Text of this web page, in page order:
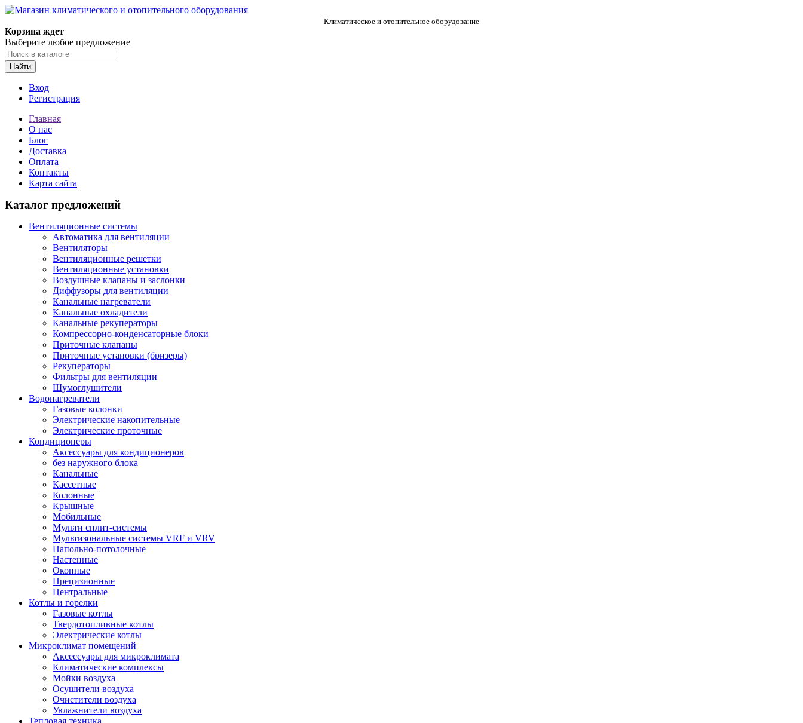
Климатическое и отопительное оборудование
Корзина ждет
Выберите любое предложение
Найти
Вход
Регистрация
Главная
О нас
Блог
Доставка
Оплата
Контакты
Карта сайта
Каталог предложений
Вентиляционные системы
Автоматика для вентиляции
Вентиляторы
Вентиляционные решетки
Вентиляционные установки
Воздушные клапаны и заслонки
Диффузоры для вентиляции
Канальные нагреватели
Канальные охладители
Канальные рекуператоры
Компрессорно-конденсаторные блоки
Приточные клапаны
Приточные установки (бризеры)
Рекуператоры
Фильтры для вентиляции
Шумоглушители
Водонагреватели
Газовые колонки
Электрические накопительные
Электрические проточные
Кондиционеры
Аксессуары для кондиционеров
без наружного блока
Канальные
Кассетные
Колонные
Крышные
Мобильные
Мульти сплит-системы
Мультизональные системы VRF и VRV
Напольно-потолочные
Настенные
Оконные
Прецизионные
Центральные
Котлы и горелки
Газовые котлы
Твердотопливные котлы
Электрические котлы
Микроклимат помещений
Аксессуары для микроклимата
Климатические комплексы
Мойки воздуха
Осушители воздуха
Очистители воздуха
Увлажнители воздуха
Тепловая техника